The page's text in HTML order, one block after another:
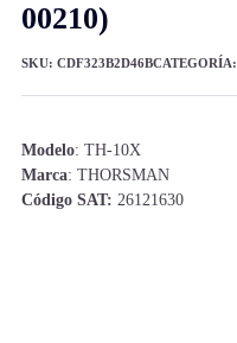
00210)
Modelo: TH-10X
Marca: THORSMAN
Código SAT: 26121630
SKU: CDF323B2D46BCATEGORÍA: